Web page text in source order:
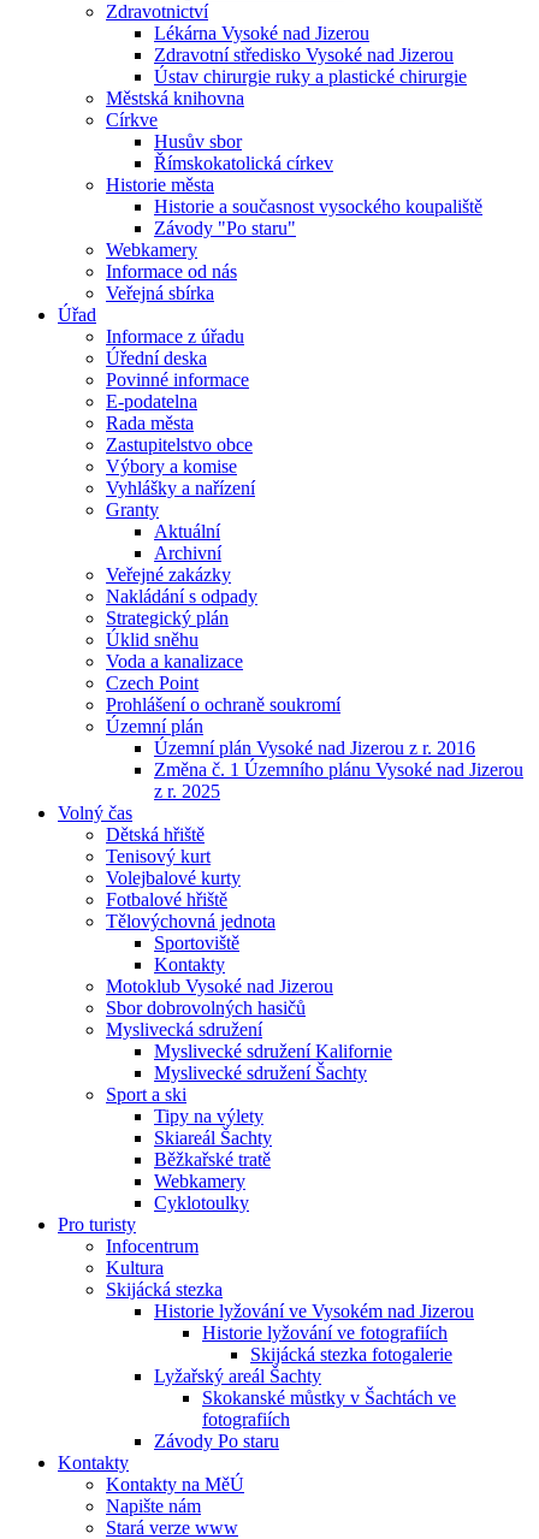
Zdravotnictví
Lékárna Vysoké nad Jizerou
Zdravotní středisko Vysoké nad Jizerou
Ústav chirurgie ruky a plastické chirurgie
Městská knihovna
Církve
Husův sbor
Římskokatolická církev
Historie města
Historie a současnost vysockého koupaliště
Závody "Po staru"
Webkamery
Informace od nás
Veřejná sbírka
Úřad
Informace z úřadu
Úřední deska
Povinné informace
E-podatelna
Rada města
Zastupitelstvo obce
Výbory a komise
Vyhlášky a nařízení
Granty
Aktuální
Archivní
Veřejné zakázky
Nakládání s odpady
Strategický plán
Úklid sněhu
Voda a kanalizace
Czech Point
Prohlášení o ochraně soukromí
Územní plán
Územní plán Vysoké nad Jizerou z r. 2016
Změna č. 1 Územního plánu Vysoké nad Jizerou
z r. 2025
Volný čas
Dětská hřiště
Tenisový kurt
Volejbalové kurty
Fotbalové hřiště
Tělovýchovná jednota
Sportoviště
Kontakty
Motoklub Vysoké nad Jizerou
Sbor dobrovolných hasičů
Myslivecká sdružení
Myslivecké sdružení Kalifornie
Myslivecké sdružení Šachty
Sport a ski
Tipy na výlety
Skiareál Šachty
Běžkařské tratě
Webkamery
Cyklotoulky
Pro turisty
Infocentrum
Kultura
Skijácká stezka
Historie lyžování ve Vysokém nad Jizerou
Historie lyžování ve fotografiích
Skijácká stezka fotogalerie
Lyžařský areál Šachty
Skokanské můstky v Šachtách ve
fotografiích
Závody Po staru
Kontakty
Kontakty na MěÚ
Napište nám
Stará verze www